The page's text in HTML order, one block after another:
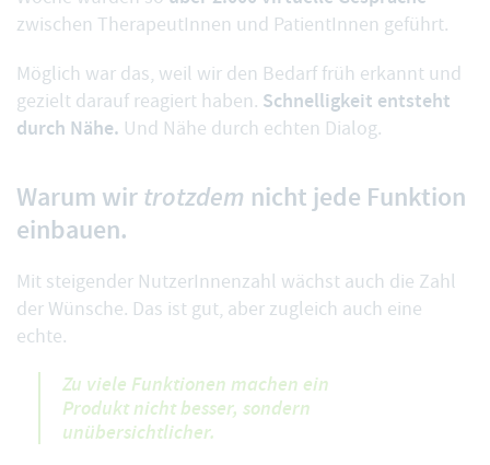
zwischen TherapeutInnen und PatientInnen geführt.
Möglich war das, weil wir den Bedarf früh erkannt und
gezielt darauf reagiert haben. Schnelligkeit entsteht
durch Nähe. Und Nähe durch echten Dialog.
Warum wirtrotzdem nicht jede Funktion
einbauen.
Mit steigender NutzerInnenzahl wächst auch die Zahl
der Wünsche. Das ist gut, aber zugleich auch eine
echte.
Zu viele Funktionen machen ein
Produkt nicht besser, sondern
unübersichtlicher.